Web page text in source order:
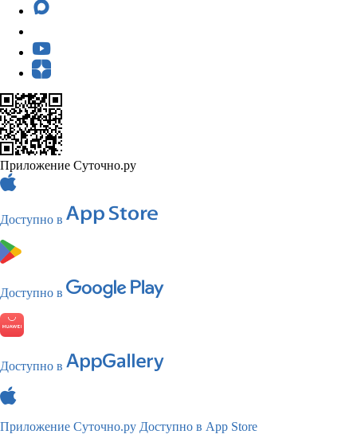
Приложение Суточно.ру
Доступно в
Доступно в
Доступно в
Приложение Суточно.ру Доступно в App Store